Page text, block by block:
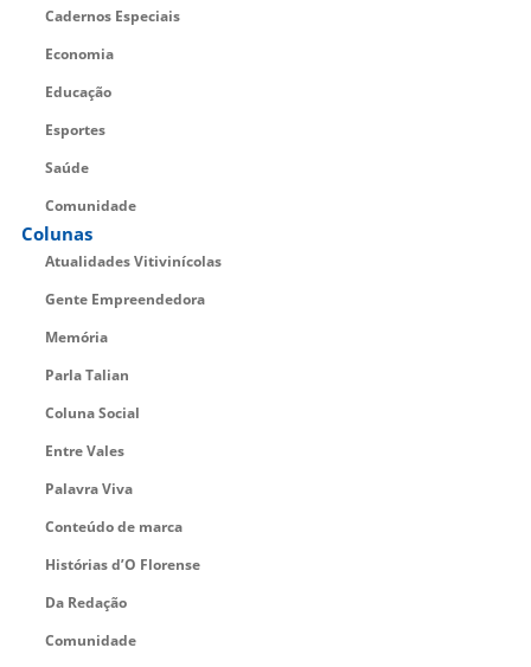
Cadernos Especiais
Economia
Educação
Esportes
Saúde
Comunidade
Colunas
Atualidades Vitivinícolas
Gente Empreendedora
Memória
Parla Talian
Coluna Social
Entre Vales
Palavra Viva
Conteúdo de marca
Histórias d’O Florense
Da Redação
Comunidade